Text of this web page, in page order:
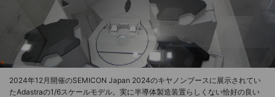
2024年12月開催のSEMICON Japan 2024のキヤノンブースに展示されてい
たAdastraの1/6スケールモデル。実に半導体製造装置らしくない恰好の良い